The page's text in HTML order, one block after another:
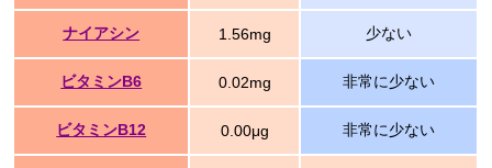
ナイアシン 1.56mg 少ない
ビタミンB6 0.02mg 非常に少ない
ビタミンB12 0.00μg 非常に少ない